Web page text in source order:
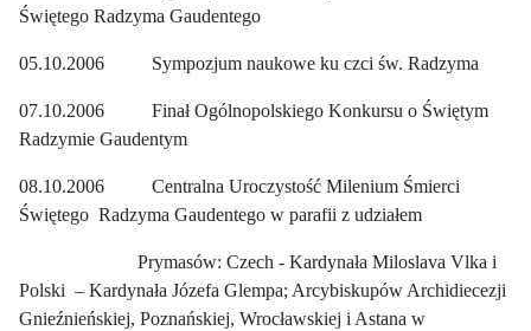
Świętego Radzyma Gaudentego
05.10.2006 Sympozjum naukowe ku czci św. Radzyma
07.10.2006 Finał Ogólnopolskiego Konkursu o Świętym
Radzymie Gaudentym
08.10.2006 Centralna Uroczystość Milenium Śmierci
Świętego Radzyma Gaudentego w parafii z udziałem
Prymasów: Czech - Kardynała Miloslava Vlka i
Polski – Kardynała Józefa Glempa; Arcybiskupów Archidiecezji
Gnieźnieńskiej, Poznańskiej, Wrocławskiej i Astana w